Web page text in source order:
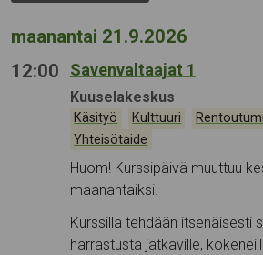
maanantai 21.9.2026
12:00
Savenvaltaajat 1
Tapahtumapaikka:
Kuuselakeskus
Kategoriat:
Käsityö Kulttuuri
Yhteisötaide
Huom! Kurssipäivä muuttuu
maanantaiksi.
Kurssilla tehdään itsenäisesti
harrastusta jatkaville,